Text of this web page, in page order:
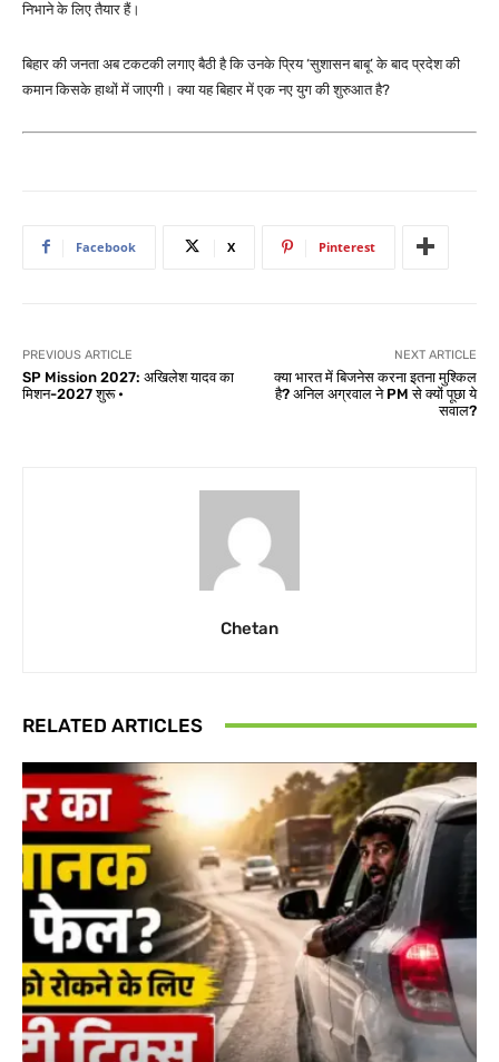
निभाने के लिए तैयार हैं।
बिहार की जनता अब टकटकी लगाए बैठी है कि उनके प्रिय ‘सुशासन बाबू’ के बाद प्रदेश की
कमान किसके हाथों में जाएगी। क्या यह बिहार में एक नए युग की शुरुआत है?
Facebook X Pinterest
PREVIOUS ARTICLE
SP Mission 2027: अखिलेश यादव का
मिशन-2027 शुरू •
NEXT ARTICLE
क्या भारत में बिजनेस करना इतना मुश्किल
है? अनिल अग्रवाल ने PM से क्यों पूछा ये
सवाल?
Chetan
RELATED ARTICLES